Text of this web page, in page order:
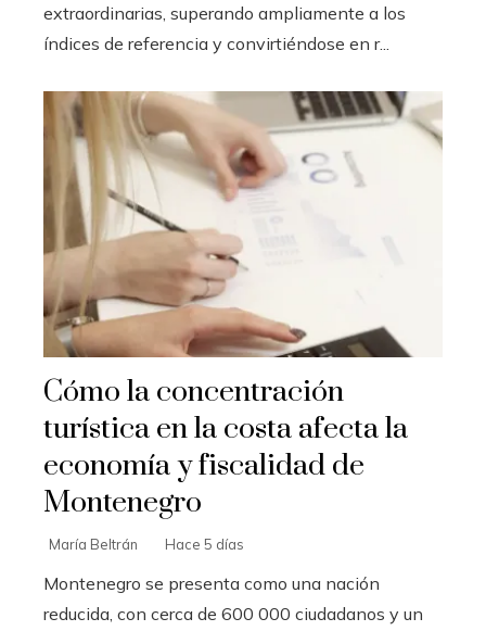
extraordinarias, superando ampliamente a los
índices de referencia y convirtiéndose en r...
Cómo la concentración
turística en la costa afecta la
economía y fiscalidad de
Montenegro
María Beltrán Hace 5 días
Montenegro se presenta como una nación
reducida, con cerca de 600 000 ciudadanos y un